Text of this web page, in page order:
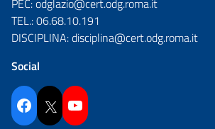
TEL.:06.68.10.191
DISCIPLINA:disciplina@cert.odg.roma.it
Social
Facebook Twitter YouTube